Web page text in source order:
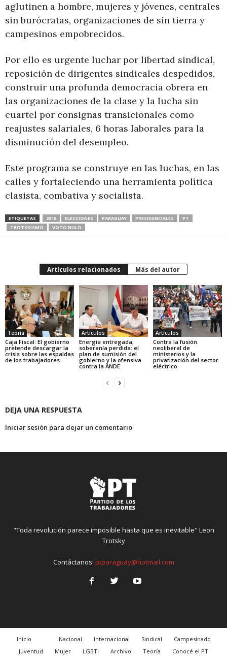
aglutinen a hombre, mujeres y jóvenes, centrales
sin burócratas, organizaciones de sin tierra y
campesinos empobrecidos.
Por ello es urgente luchar por libertad sindical,
reposición de dirigentes sindicales despedidos,
construir una profunda democracia obrera en
las organizaciones de la clase y la lucha sin
cuartel por consignas transicionales como
reajustes salariales, 6 horas laborales para la
disminución del desempleo.
Este programa se construye en las luchas, en las
calles y fortaleciendo una herramienta política
clasista, combativa y socialista.
ETIQUETAS 2018 ELECCIONES PARAGUAY PRESIDENCIALES
PT
TROTSKISMO
VOTO NULO
Artículos relacionados Más del autor
Teoría
Caja Fiscal: El gobierno
pretende descargar la
crisis sobre las espaldas
de los trabajadores
Artículos
Energía entregada,
soberanía perdida: el
plan de sumisión del
gobierno y la ofensiva
contra la ANDE
Artículos
Contra la fusión
neoliberal de
ministerios y la
privatización del sector
eléctrico
DEJA UNA RESPUESTA
Iniciar sesión para dejar un comentario
"Toda revolución parece imposible hasta que es inevitable" Leon
Trotsky
Contáctanos: ptparaguay@hotmail.com
Inicio Nacional Internacional Sindical
Campesinado
Juventud
Mujer LGBTI Archivo Teoría Conocé el PT